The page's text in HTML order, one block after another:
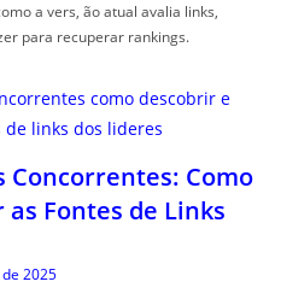
a vers, ão atual avalia links,
para recuperar rankings.
Concorrentes: Como
Fontes de Links
2025